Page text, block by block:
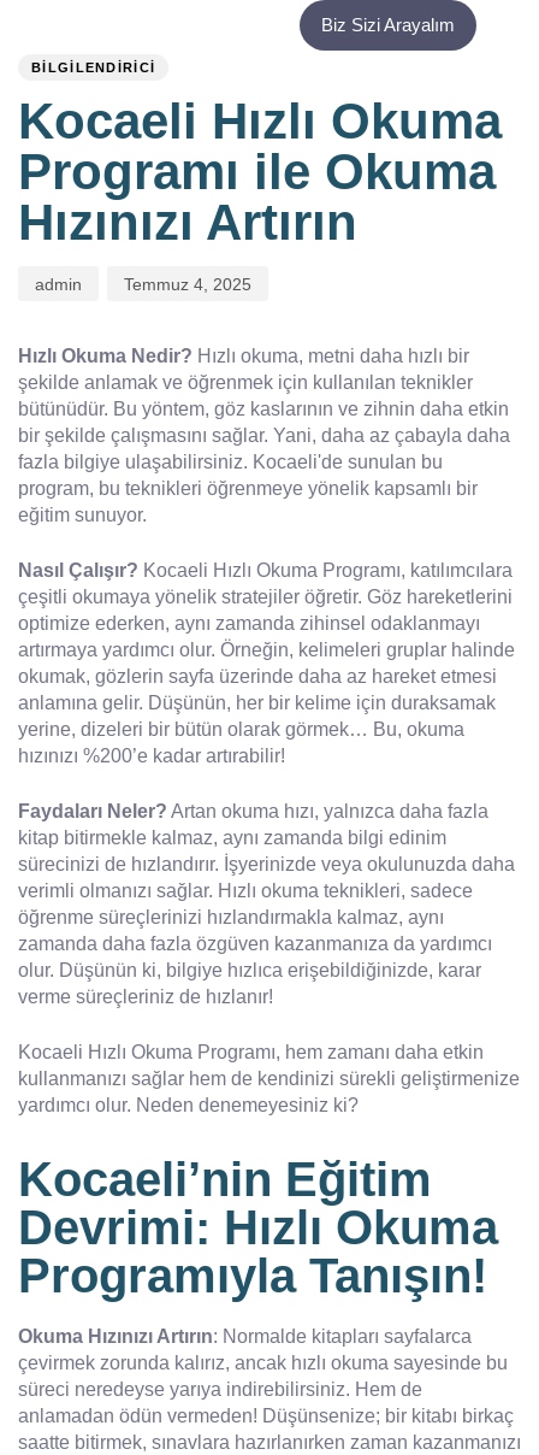
Biz Sizi Arayalım
BILGILENDIRICI
Kocaeli Hızlı Okuma
Programı ile Okuma
Hızınızı Artırın
admin Temmuz 4, 2025
Hızlı Okuma Nedir? Hızlı okuma, metni daha hızlı bir
şekilde anlamak ve öğrenmek için kullanılan teknikler
bütünüdür. Bu yöntem, göz kaslarının ve zihnin daha etkin
bir şekilde çalışmasını sağlar. Yani, daha az çabayla daha
fazla bilgiye ulaşabilirsiniz. Kocaeli'de sunulan bu
program, bu teknikleri öğrenmeye yönelik kapsamlı bir
eğitim sunuyor.
Nasıl Çalışır? Kocaeli Hızlı Okuma Programı, katılımcılara
çeşitli okumaya yönelik stratejiler öğretir. Göz hareketlerini
optimize ederken, aynı zamanda zihinsel odaklanmayı
artırmaya yardımcı olur. Örneğin, kelimeleri gruplar halinde
okumak, gözlerin sayfa üzerinde daha az hareket etmesi
anlamına gelir. Düşünün, her bir kelime için duraksamak
yerine, dizeleri bir bütün olarak görmek… Bu, okuma
hızınızı %200’e kadar artırabilir!
Faydaları Neler? Artan okuma hızı, yalnızca daha fazla
kitap bitirmekle kalmaz, aynı zamanda bilgi edinim
sürecinizi de hızlandırır. İşyerinizde veya okulunuzda daha
verimli olmanızı sağlar. Hızlı okuma teknikleri, sadece
öğrenme süreçlerinizi hızlandırmakla kalmaz, aynı
zamanda daha fazla özgüven kazanmanıza da yardımcı
olur. Düşünün ki, bilgiye hızlıca erişebildiğinizde, karar
verme süreçleriniz de hızlanır!
Kocaeli Hızlı Okuma Programı, hem zamanı daha etkin
kullanmanızı sağlar hem de kendinizi sürekli geliştirmenize
yardımcı olur. Neden denemeyesiniz ki?
Kocaeli’nin Eğitim
Devrimi: Hızlı Okuma
Programıyla Tanışın!
Okuma Hızınızı Artırın: Normalde kitapları sayfalarca
çevirmek zorunda kalırız, ancak hızlı okuma sayesinde bu
süreci neredeyse yarıya indirebilirsiniz. Hem de
anlamadan ödün vermeden! Düşünsenize; bir kitabı birkaç
saatte bitirmek, sınavlara hazırlanırken zaman kazanmanızı